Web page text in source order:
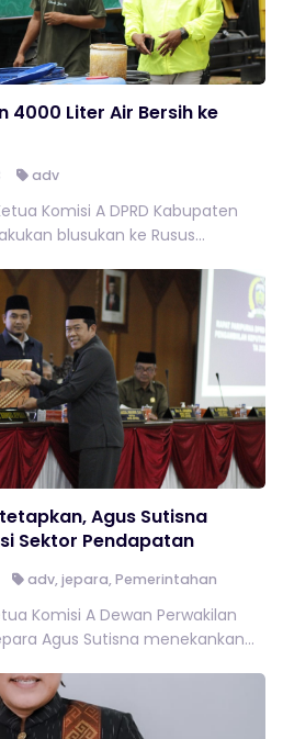
4000 Liter Air Bersih ke
adv
Komisi A DPRD Kabupaten
blusukan ke Rusus...
Agus Sutisna
Sektor Pendapatan
adv,jepara,Pemerintahan
Komisi A Dewan Perwakilan
Agus Sutisna menekankan...